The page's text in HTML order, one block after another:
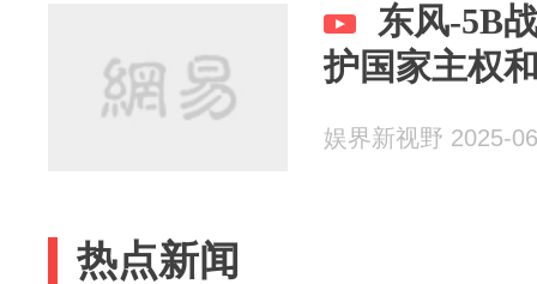
东风-5B
护国家主权
娱界新视野 2025-
热点新闻